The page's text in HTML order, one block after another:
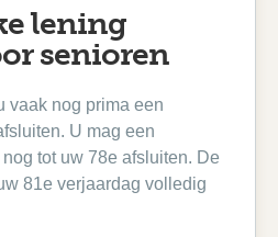
lening
senioren
vaak nog prima een
U mag een
nog tot uw 78e afsluiten. De
81e verjaardag volledig